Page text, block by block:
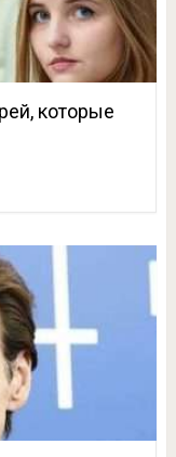
которые